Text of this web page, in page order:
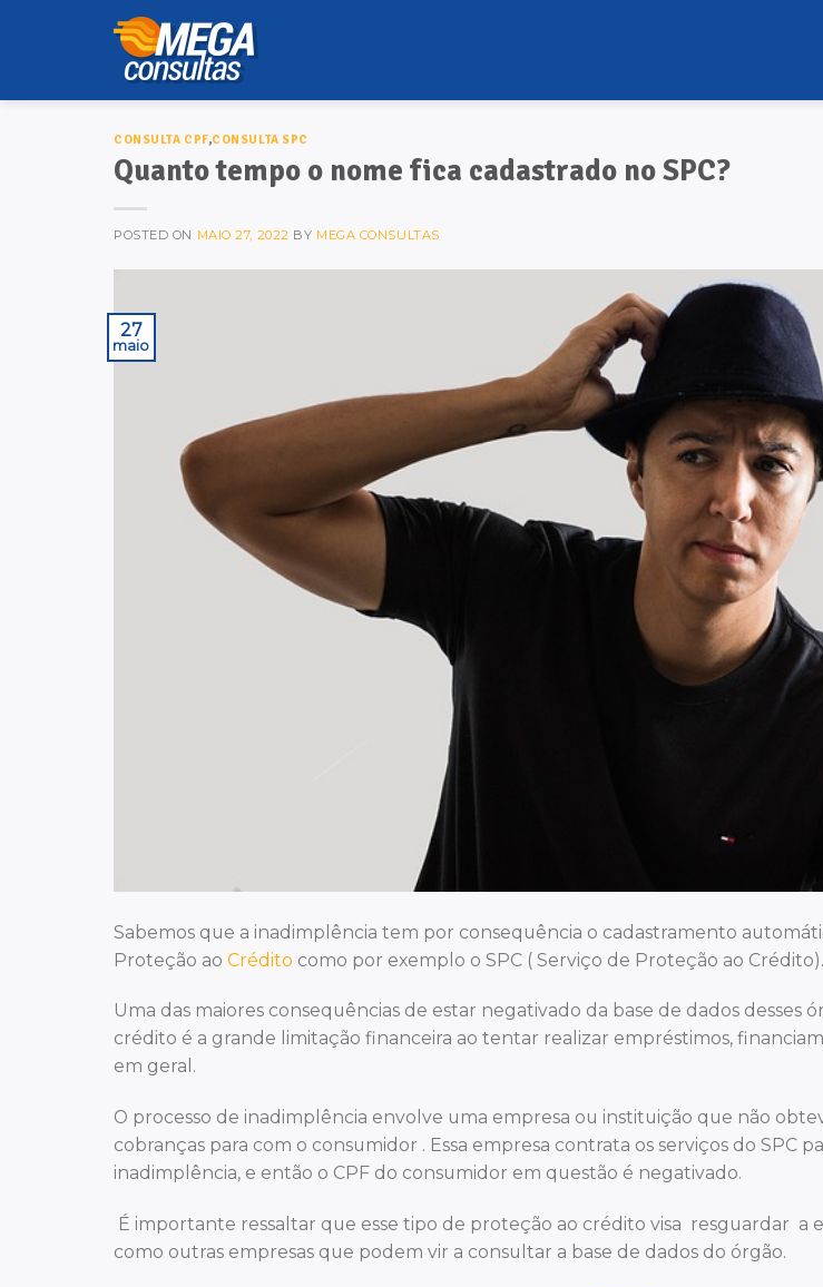
CONSULTA CPF,CONSULTA SPC
Quanto tempo o nome fica cadastrado no SPC?
POSTED ON MAIO 27, 2022 BY MEGA CONSULTAS
27
maio
Sabemos que a inadimplência tem por consequência o cadastramento
Proteção ao Crédito como por exemplo o SPC ( Serviço de Proteção ao Crédito).
Uma das maiores consequências de estar negativado da base de dados desses
crédito é a grande limitação financeira ao tentar realizar empréstimos,
em geral.
O processo de inadimplência envolve uma empresa ou instituição que não
cobranças para com o consumidor . Essa empresa contrata os serviços do SPC
inadimplência, e então o CPF do consumidor em questão é negativado.
É importante ressaltar que esse tipo de proteção ao crédito visa resguardar a
como outras empresas que podem vir a consultar a base de dados do órgão.